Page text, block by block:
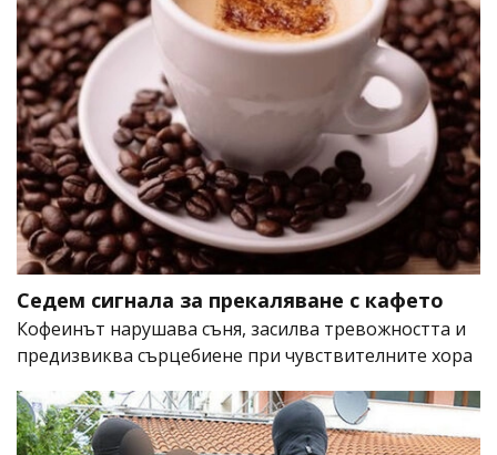
Седем сигнала за прекаляване с кафето
Кофеинът нарушава съня, засилва тревожността и
предизвиква сърцебиене при чувствителните хора